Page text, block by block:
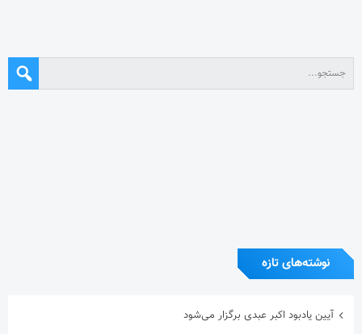
دلم برای خنده های ساده ات تنگ شده است!
“نذر پدر بزرگ” به یاد پیر غلام اهل بیت
آریا آقاسلطان؛ استقلالیِ کوچکی که رؤیاهای بزرگی در فوتبال دارد